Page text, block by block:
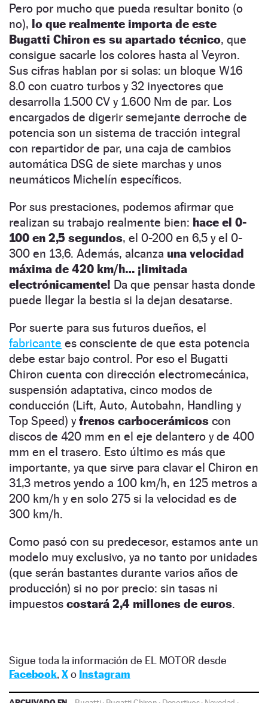
Pero por mucho que pueda resultar bonito (o
no), lo que realmente importa de este
Bugatti Chiron es su apartado técnico, que
consigue sacarle los colores hasta al Veyron.
Sus cifras hablan por si solas: un bloque W16
8.0 con cuatro turbos y 32 inyectores que
desarrolla 1.500 CV y 1.600 Nm de par. Los
encargados de digerir semejante derroche de
potencia son un sistema de tracción integral
con repartidor de par, una caja de cambios
automática DSG de siete marchas y unos
neumáticos Michelín específicos.
Por sus prestaciones, podemos afirmar que
realizan su trabajo realmente bien: hace el 0-
100 en 2,5 segundos, el 0-200 en 6,5 y el 0-
300 en 13,6. Además, alcanza una velocidad
máxima de 420 km/h… ¡limitada
electrónicamente! Da que pensar hasta donde
puede llegar la bestia si la dejan desatarse.
Por suerte para sus futuros dueños, el
fabricante es consciente de que esta potencia
debe estar bajo control. Por eso el Bugatti
Chiron cuenta con dirección electromecánica,
suspensión adaptativa, cinco modos de
conducción (Lift, Auto, Autobahn, Handling y
Top Speed) yfrenos carbocerámicos con
discos de 420 mm en el eje delantero y de 400
mm en el trasero. Esto último es más que
importante, ya que sirve para clavar el Chiron en
31,3 metros yendo a 100 km/h, en 125 metros a
200 km/h y en solo 275 si la velocidad es de
300 km/h.
Como pasó con su predecesor, estamos ante un
modelo muy exclusivo, ya no tanto por unidades
(que serán bastantes durante varios años de
producción) si no por precio: sin tasas ni
impuestos costará 2,4 millones de euros.
Sigue toda la información de EL MOTOR desde
Facebook, Xo Instagram